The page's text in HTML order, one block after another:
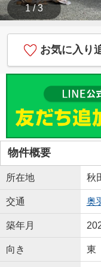
1 / 3
お気に入り
物件概要
所在地 秋
交通 奥
築年月
向き 東